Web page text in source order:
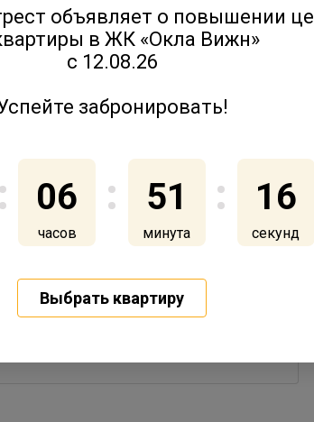
- ход строительства.
объявляет о повышении
в ЖК «Окла Вижн»
с 12.08.26
забронировать!
06
часов
51
минута
15
секунд
Выбрать квартиру